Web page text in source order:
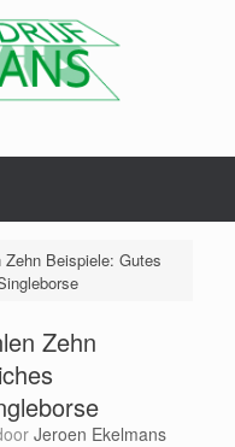
Beispiele: Gutes
Zehn
Jeroen Ekelmans